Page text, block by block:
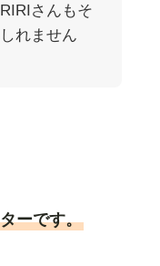
さんもそ
れません
ーです。